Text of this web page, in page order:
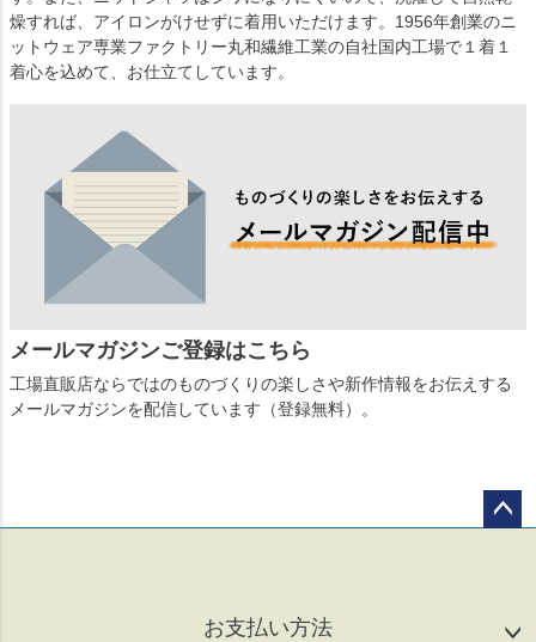
燥すれば、アイロンがけせずに着用いただけます。1956年創業のニ
ットウェア専業ファクトリー丸和繊維工業の自社国内工場で１着１
着心を込めて、お仕立てしています。
メールマガジンご登録はこちら
工場直販店ならではのものづくりの楽しさや新作情報をお伝えする
メールマガジンを配信しています（登録無料）。
お支払い方法